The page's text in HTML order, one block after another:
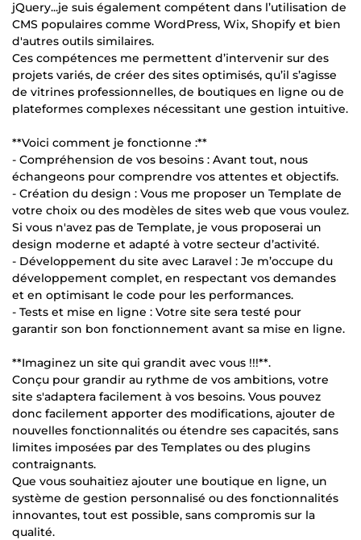
jQuery...je suis également compétent dans l’utilisation de
CMS populaires comme WordPress, Wix, Shopify et bien
d'autres outils similaires.
Ces compétences me permettent d’intervenir sur des
projets variés, de créer des sites optimisés, qu’il s’agisse
de vitrines professionnelles, de boutiques en ligne ou de
plateformes complexes nécessitant une gestion intuitive.
**Voici comment je fonctionne :**
- Compréhension de vos besoins : Avant tout, nous
échangeons pour comprendre vos attentes et objectifs.
- Création du design : Vous me proposer un Template de
votre choix ou des modèles de sites web que vous voulez.
Si vous n'avez pas de Template, je vous proposerai un
design moderne et adapté à votre secteur d’activité.
- Développement du site avec Laravel : Je m’occupe du
développement complet, en respectant vos demandes
et en optimisant le code pour les performances.
- Tests et mise en ligne : Votre site sera testé pour
garantir son bon fonctionnement avant sa mise en ligne.
**Imaginez un site qui grandit avec vous !!!**.
Conçu pour grandir au rythme de vos ambitions, votre
site s'adaptera facilement à vos besoins. Vous pouvez
donc facilement apporter des modifications, ajouter de
nouvelles fonctionnalités ou étendre ses capacités, sans
limites imposées par des Templates ou des plugins
contraignants.
Que vous souhaitiez ajouter une boutique en ligne, un
système de gestion personnalisé ou des fonctionnalités
innovantes, tout est possible, sans compromis sur la
qualité.